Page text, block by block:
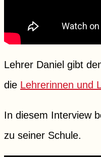
Lehrer Daniel gibt
die Lehrerinnen und
In diesem Interview
zu seiner Schule.